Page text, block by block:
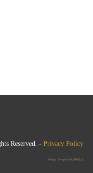
Reserved. - Privacy Policy
Design Template by 0892.jp